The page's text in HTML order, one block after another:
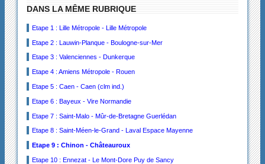
DANS LA MÊME RUBRIQUE
Etape 1 : Lille Métropole - Lille Métropole
Etape 2 : Lauwin-Planque - Boulogne-sur-Mer
Etape 3 : Valenciennes - Dunkerque
Etape 4 : Amiens Métropole - Rouen
Etape 5 : Caen - Caen (clm ind.)
Etape 6 : Bayeux - Vire Normandie
Etape 7 : Saint-Malo - Mûr-de-Bretagne Guerlédan
Etape 8 : Saint-Méen-le-Grand - Laval Espace Mayenne
Etape 9 : Chinon - Châteauroux
Etape 10 : Ennezat - Le Mont-Dore Puy de Sancy